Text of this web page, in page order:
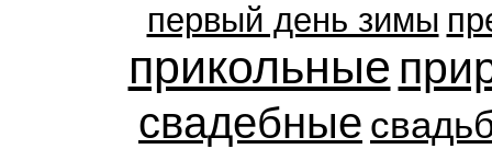
первый день зимы
прикольные
свадебные